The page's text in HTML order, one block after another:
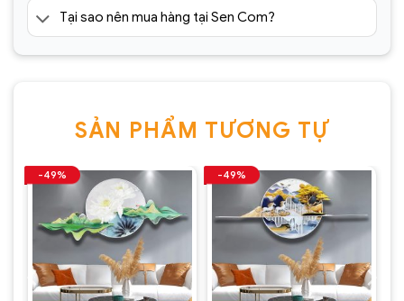
Tại sao nên mua hàng tại Sen Com?
SẢN PHẨM TƯƠNG TỰ
-49% -49%